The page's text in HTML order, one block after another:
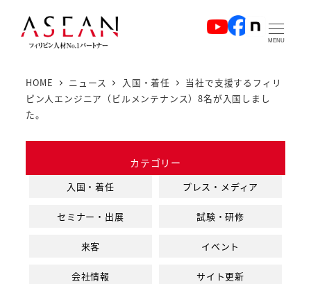
MENU
HOME ニュース 入国・着任
当社で支援するフィリ
ピン人エンジニア（ビルメンテナンス）8名が入国しまし
た。
カテゴリー
入国・着任 プレス・メディア
セミナー・出展 試験・研修
来客 イベント
会社情報 サイト更新